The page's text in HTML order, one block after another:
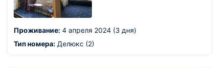
Проживание: 4 апреля 2024 (3 дня)
Тип номера: Делюкс (2)